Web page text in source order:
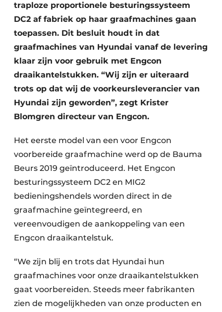
Duurzaamheid & Innovatie
Fundering
Kopen/Huren/Leasen
Sloop & Recycling
Bouwtransport
Machines & Materieel
traploze proportionele besturingssysteem
DC2 af fabriek op haar graafmachines gaan
toepassen. Dit besluit houdt in dat
graafmachines van Hyundai vanaf de levering
klaar zijn voor gebruik met Engcon
draaikantelstukken. “Wij zijn er uiteraard
trots op dat wij de voorkeursleverancier van
Hyundai zijn geworden”, zegt Krister
Blomgren directeur van Engcon.
Het eerste model van een voor Engcon
voorbereide graafmachine werd op de Bauma
Beurs 2019 geïntroduceerd. Het Engcon
besturingssysteem DC2 en MIG2
bedieningshendels worden direct in de
graafmachine geïntegreerd, en
vereenvoudigen de aankoppeling van een
Engcon draaikantelstuk.
“We zijn blij en trots dat Hyundai hun
graafmachines voor onze draaikantelstukken
gaat voorbereiden. Steeds meer fabrikanten
zien de mogelijkheden van onze producten en